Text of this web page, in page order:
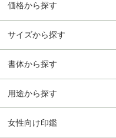
価格から探す
サイズから探す
書体から探す
用途から探す
女性向け印鑑